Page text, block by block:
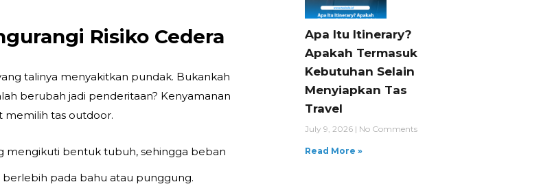
Risiko Cedera
talinya menyakitkan pundak. Bukankah
berubah jadi penderitaan? Kenyamanan
memilihtas outdoor.
mengikuti bentuk tubuh, sehingga beban
pada bahu atau punggung.
Apa Itu Itinerary?
Apakah Termasuk
Kebutuhan Selain
Menyiapkan Tas
Travel
July 9, 2026 No Comments
Read More »